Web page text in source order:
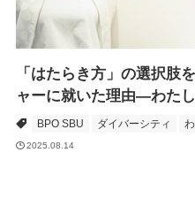
「はたらき方」の選択肢
ャーに就いた理由―わた
BPO SBU ダイバーシティ
2025.08.14